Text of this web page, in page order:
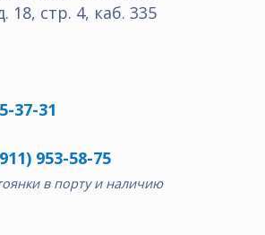
18, стр. 4, каб. 335
37-31
953-58-75
в порту и наличию